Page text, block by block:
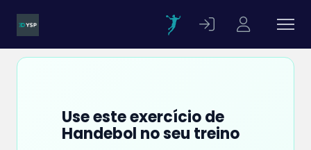
Use este exercício de
Handebol no seu treino